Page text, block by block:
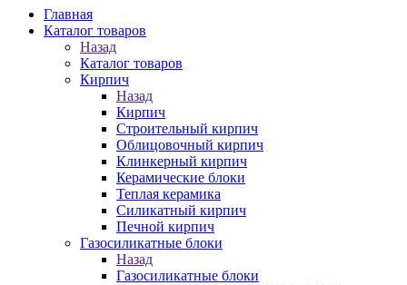
Главная
Каталог товаров
Назад
Каталог товаров
Кирпич
Назад
Кирпич
Строительный кирпич
Облицовочный кирпич
Клинкерный кирпич
Керамические блоки
Теплая керамика
Силикатный кирпич
Печной кирпич
Газосиликатные блоки
Назад
Газосиликатные блоки